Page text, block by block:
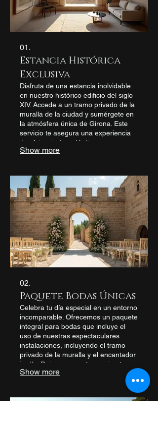
01.
Estancia Histórica
Exclusiva
Disfruta de una estancia inolvidable
en nuestro histórico edificio del siglo
XIV. Accede a un tramo privado de la
muralla de la ciudad y sumérgete en
la atmósfera única de Girona. Este
servicio te asegura una experiencia
de alojamiento auténtica y
memorable, perfecta para quienes
Show more
02.
Paquete Bodas Únicas
Celebra tu día especial en un entorno
incomparable. Ofrecemos un paquete
integral para bodas que incluye el
uso de nuestras espectaculares
instalaciones, incluyendo el tramo
privado de la muralla y el encantador
jardín. Deja que nuestro equipo te
ayude a crear momentos mágicos y
Show more